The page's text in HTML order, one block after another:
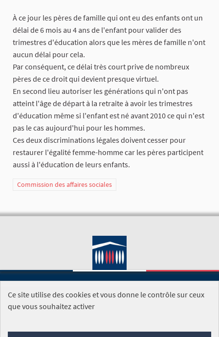
À ce jour les pères de famille qui ont eu des enfants ont un
délai de 6 mois au 4 ans de l'enfant pour valider des
trimestres d'éducation alors que les mères de famille n'ont
aucun délai pour cela.
Par conséquent, ce délai très court prive de nombreux
pères de ce droit qui devient presque virtuel.
En second lieu autoriser les générations qui n'ont pas
atteint l'âge de départ à la retraite à avoir les trimestres
d'éducation même si l'enfant est né avant 2010 ce qui n'est
pas le cas aujourd'hui pour les hommes.
Ces deux discriminations légales doivent cesser pour
restaurer l'égalité femme-homme car les pères participent
aussi à l'éducation de leurs enfants.
Commission des affaires sociales
SITE DE L'ASSEMBLÉE NATIONALE
Foire aux questions
Ce site utilise des cookies et vous donne le contrôle sur ceux
que vous souhaitez activer